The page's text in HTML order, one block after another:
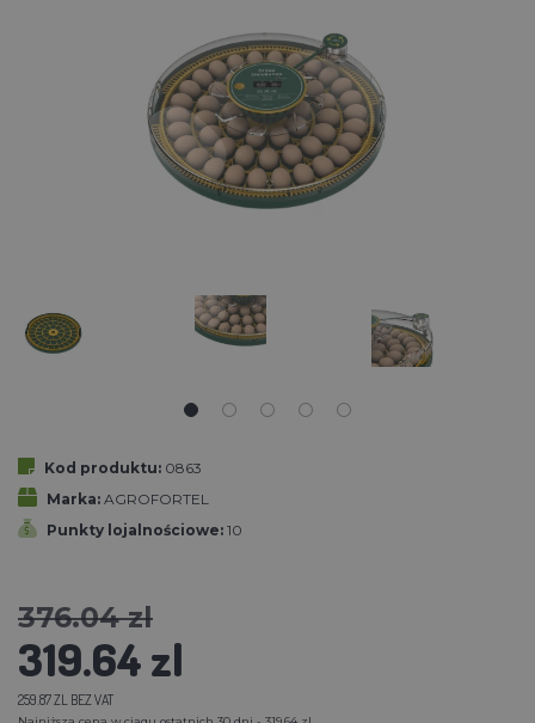
Kod produktu: 0863
Marka: AGROFORTEL
Punkty lojalnościowe: 10
376.04 zl
319.64 zl
259.87 ZL BEZ VAT